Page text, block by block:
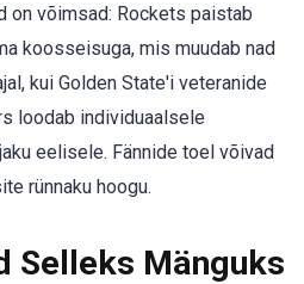
võimsad: Rockets paistab
koosseisuga, mis muudab nad
kui Golden State'i veteranide
loodab individuaalsele
eelisele. Fännide toel võivad
rünnaku hoogu.
Selleks Mänguks